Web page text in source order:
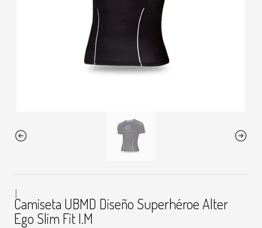
|
Camiseta UBMD Diseño Superhéroe Alter
Ego Slim Fit I.M